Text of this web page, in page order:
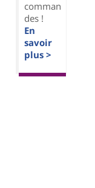
comman
des !
En
savoir
plus >